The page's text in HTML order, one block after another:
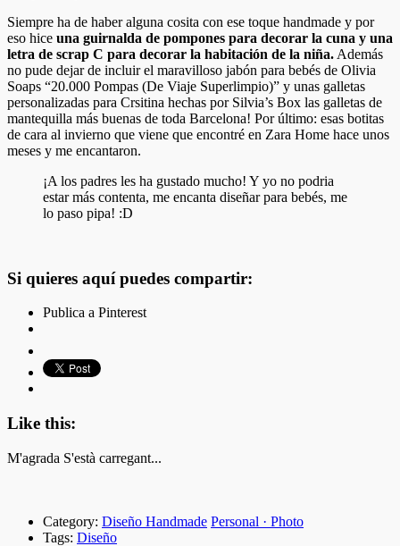
Siempre ha de haber alguna cosita con ese toque handmade y por
eso hice una guirnalda de pompones para decorar la cuna y una
letra de scrap C para decorar la habitación de la niña. Además
no pude dejar de incluir el maravilloso jabón para bebés de Olivia
Soaps “20.000 Pompas (De Viaje Superlimpio)” y unas galletas
personalizadas para Crsitina hechas por Silvia’s Box las galletas de
mantequilla más buenas de toda Barcelona! Por último: esas botitas
de cara al invierno que viene que encontré en Zara Home hace unos
meses y me encantaron.
¡A los padres les ha gustado mucho! Y yo no podria
estar más contenta, me encanta diseñar para bebés, me
lo paso pipa! :D
Si quieres aquí puedes compartir:
Publica a Pinterest
Like this:
M'agrada S'està carregant...
Category: Diseño Handmade Personal · Photo
Tags: Diseño